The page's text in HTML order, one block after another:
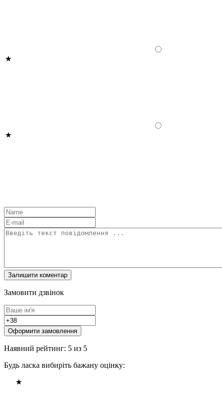
Замовити дзвінок
Оформити замовлення
Наявний рейтинг: 5 из 5
Будь ласка вибиріть бажану оцінку: